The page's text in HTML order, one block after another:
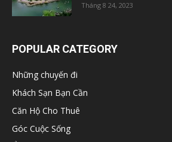
Tháng 8 24, 2023
POPULAR CATEGORY
Những chuyến đi
Khách Sạn Bạn Cần
Căn Hộ Cho Thuê
Góc Cuộc Sống